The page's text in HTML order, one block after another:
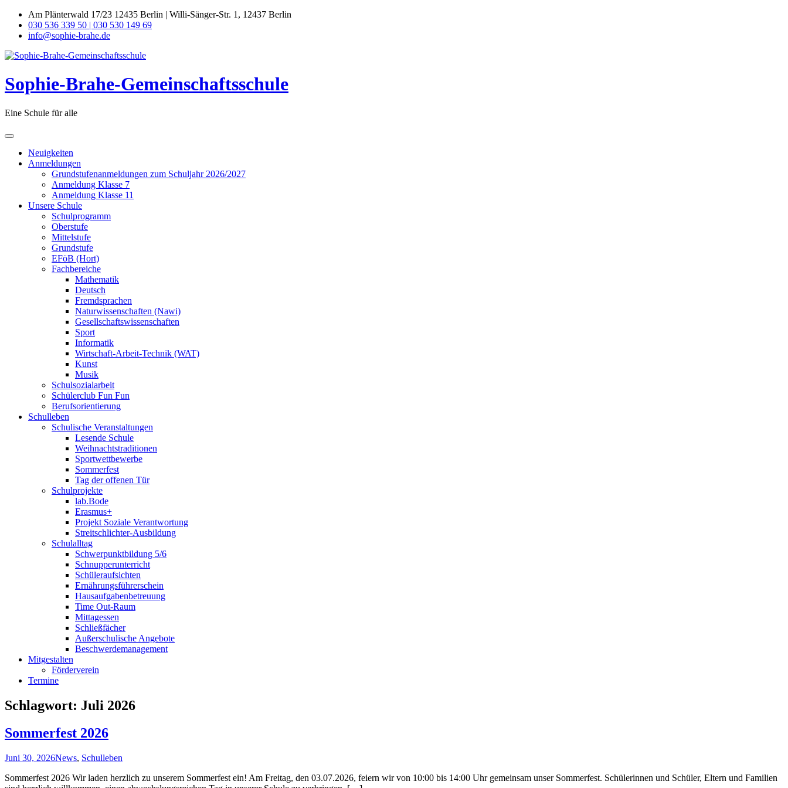
Skip
content
Am Plänterwald 17/23 12435 Berlin | Willi-Sänger-Str. 1, 12437 Berlin
030 536 339 50 | 030 530 149 69
info@sophie-brahe.de
Sophie-Brahe-Gemeinschaftsschule
Eine Schule für alle
Neuigkeiten
Anmeldungen
Grundstufenanmeldungen zum Schuljahr 2026/2027
Anmeldung Klasse 7
Anmeldung Klasse 11
Unsere Schule
Schulprogramm
Oberstufe
Mittelstufe
Grundstufe
EFöB (Hort)
Fachbereiche
Mathematik
Deutsch
Fremdsprachen
Naturwissenschaften (Nawi)
Gesellschaftswissenschaften
Sport
Informatik
Wirtschaft-Arbeit-Technik (WAT)
Kunst
Musik
Schulsozialarbeit
Schülerclub Fun Fun
Berufsorientierung
Schulleben
Schulische Veranstaltungen
Lesende Schule
Weihnachtstraditionen
Sportwettbewerbe
Sommerfest
Tag der offenen Tür
Schulprojekte
lab.Bode
Erasmus+
Projekt Soziale Verantwortung
Streitschlichter-Ausbildung
Schulalltag
Schwerpunktbildung 5/6
Schnupperunterricht
Schüleraufsichten
Ernährungsführerschein
Hausaufgabenbetreuung
Time Out-Raum
Mittagessen
Schließfächer
Außerschulische Angebote
Beschwerdemanagement
Mitgestalten
Förderverein
Termine
Schlagwort: Juli 2026
Sommerfest 2026
Juni 30, 2026News, Schulleben
Sommerfest 2026 Wir laden herzlich zu unserem Sommerfest ein! Am Freitag, den 03.07.2026, feiern wir von 10:00 bis 14:00 Uhr gemeinsam unser Sommerfest. Schülerinnen und Schüler, Eltern und Familien